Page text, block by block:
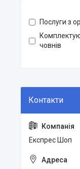
Послуги з
човнів
Експрес Шоп